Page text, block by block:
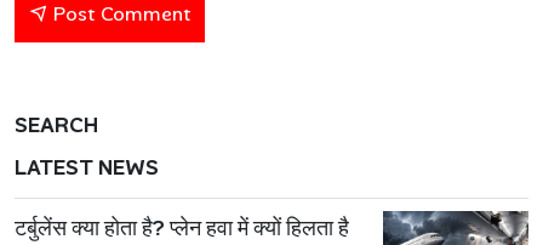
Post Comment
SEARCH
LATEST NEWS
टर्बुलेंस क्या होता है? प्लेन हवा में क्यों हिलता है